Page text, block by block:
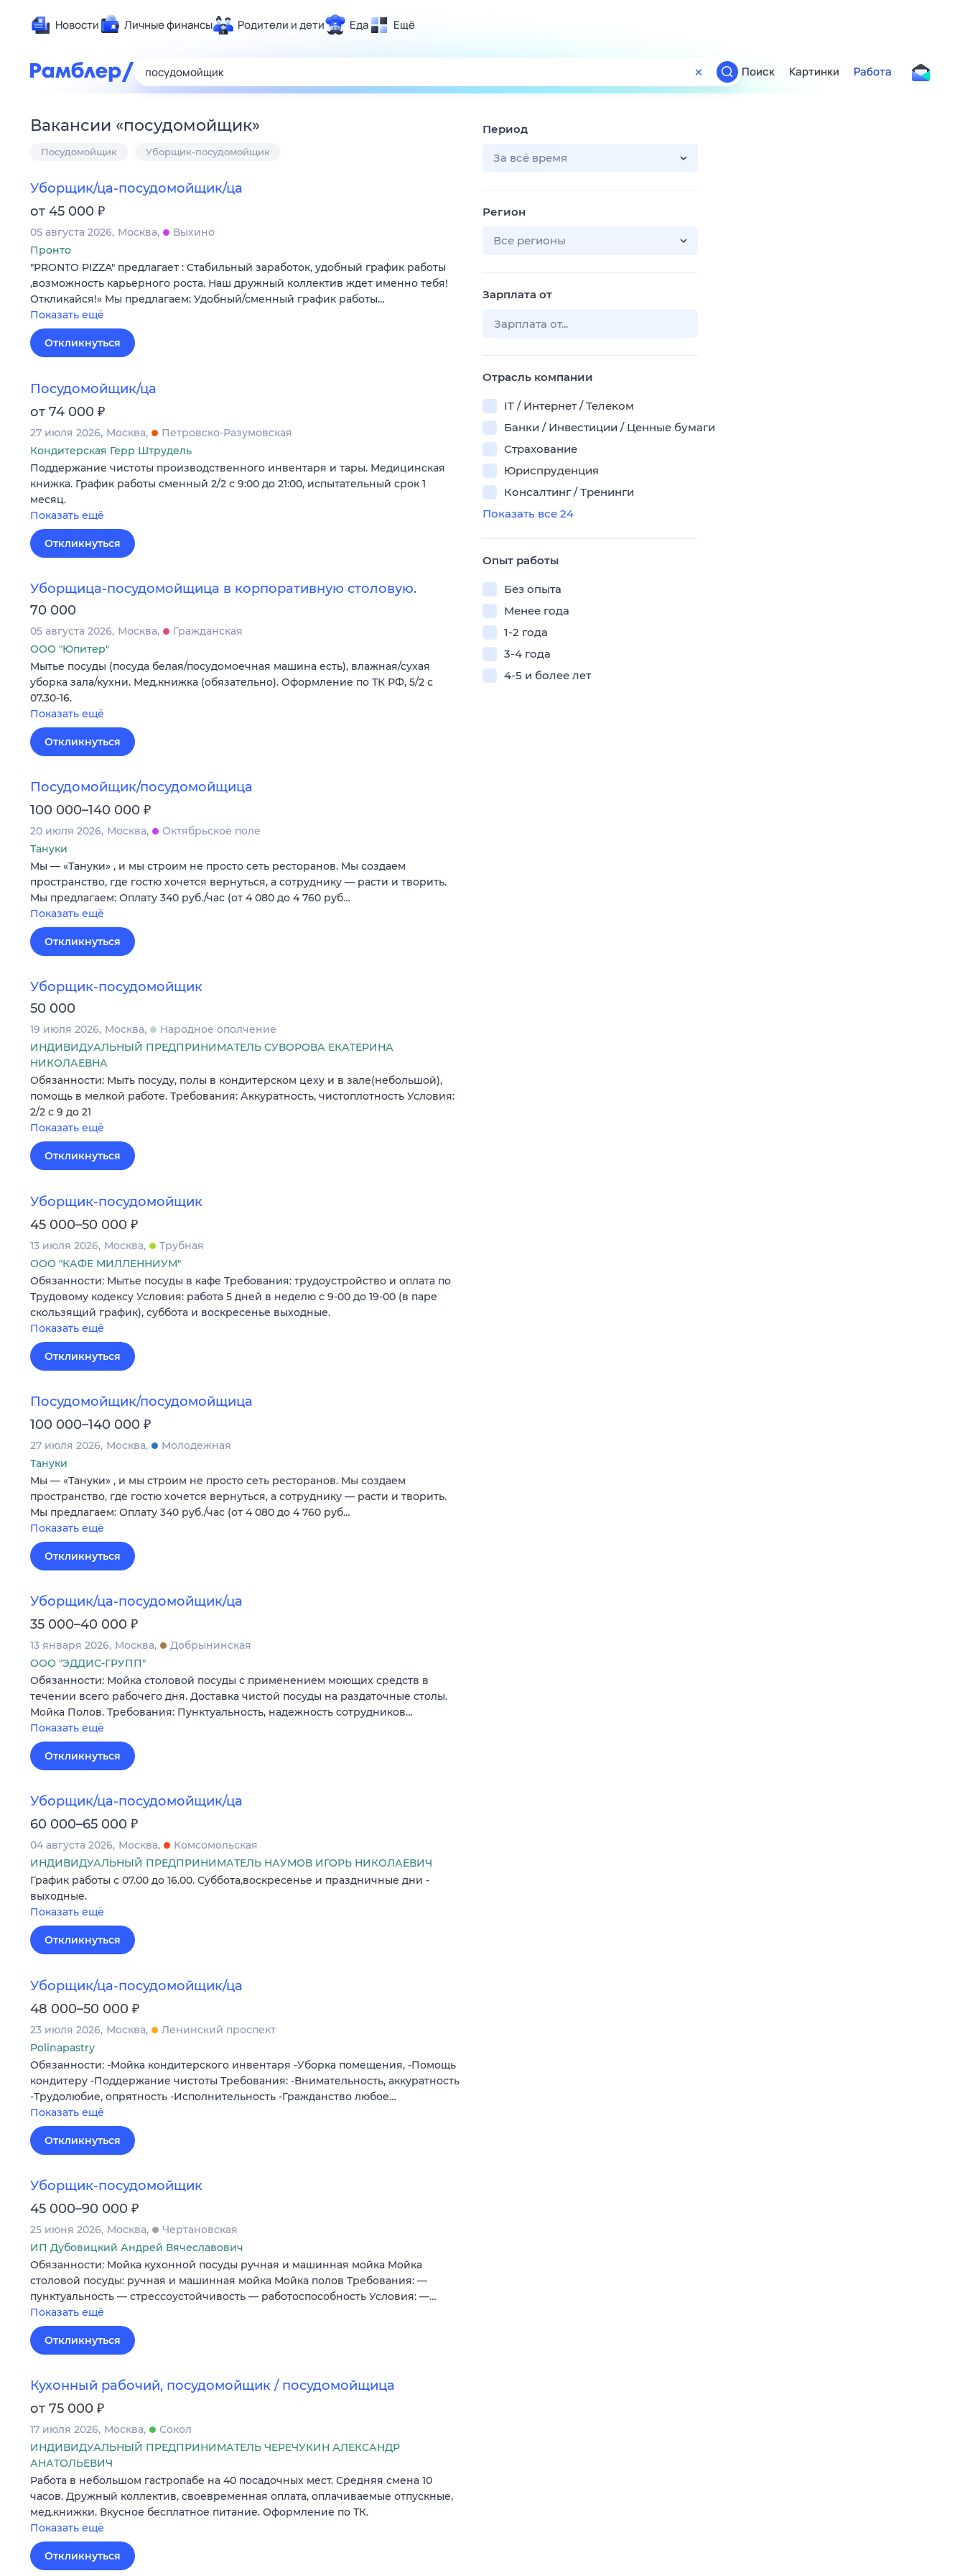
Новости Личные финансы Родители и дети Еда Ещё
Развлечения и отдых
Карьера
Гороскопы
Поиск
ТВ-программа
Поиск Картинки Работа
Вакансии «посудомойщик»
Посудомойщик Уборщик-посудомойщик
Уборщик/ца-посудомойщик/ца
от 45 000 ₽
05 августа 2026 Москва
Выхино
Пронто
"PRONTO PIZZA" предлагает : Стабильный заработок, удобный график работы
,возможность карьерного роста. Наш дружный коллектив ждет именно тебя!
Откликайся!» Мы предлагаем: Удобный/сменный график работы…
Показать ещё
Откликнуться
Посудомойщик/ца
от 74 000 ₽
27 июля 2026 Москва
Петровско-Разумовская
Кондитерская Герр Штрудель
Поддержание чистоты производственного инвентаря и тары. Медицинская
книжка. График работы сменный 2/2 с 9:00 до 21:00, испытательный срок 1
месяц.
Показать ещё
Откликнуться
Уборщица-посудомойщица в корпоративную столовую.
70 000
05 августа 2026 Москва
Гражданская
ООО "Юпитер"
Мытье посуды (посуда белая/посудомоечная машина есть), влажная/сухая
уборка зала/кухни. Мед.книжка (обязательно). Оформление по ТК РФ, 5/2 с
07.30-16.
Показать ещё
Откликнуться
Посудомойщик/посудомойщица
100 000–140 000 ₽
20 июля 2026 Москва
Октябрьское поле
Тануки
Мы — «Тануки» , и мы строим не просто сеть ресторанов. Мы создаем
пространство, где гостю хочется вернуться, а сотруднику — расти и творить.
Мы предлагаем: Оплату 340 руб./час (от 4 080 до 4 760 руб…
Показать ещё
Откликнуться
Уборщик-посудомойщик
50 000
19 июля 2026 Москва
Народное ополчение
ИНДИВИДУАЛЬНЫЙ ПРЕДПРИНИМАТЕЛЬ СУВОРОВА ЕКАТЕРИНА
НИКОЛАЕВНА
Обязанности: Мыть посуду, полы в кондитерском цеху и в зале(небольшой),
помощь в мелкой работе. Требования: Аккуратность, чистоплотность Условия:
2/2 с 9 до 21
Показать ещё
Откликнуться
Уборщик-посудомойщик
45 000–50 000 ₽
13 июля 2026 Москва
Трубная
ООО "КАФЕ МИЛЛЕННИУМ"
Обязанности: Мытье посуды в кафе Требования: трудоустройство и оплата по
Трудовому кодексу Условия: работа 5 дней в неделю с 9-00 до 19-00 (в паре
скользящий график), суббота и воскресенье выходные.
Показать ещё
Откликнуться
Посудомойщик/посудомойщица
100 000–140 000 ₽
27 июля 2026 Москва
Молодежная
Тануки
Мы — «Тануки» , и мы строим не просто сеть ресторанов. Мы создаем
пространство, где гостю хочется вернуться, а сотруднику — расти и творить.
Мы предлагаем: Оплату 340 руб./час (от 4 080 до 4 760 руб…
Показать ещё
Откликнуться
Уборщик/ца-посудомойщик/ца
35 000–40 000 ₽
13 января 2026 Москва
Добрынинская
ООО "ЭДДИС-ГРУПП"
Обязанности: Мойка столовой посуды с применением моющих средств в
течении всего рабочего дня. Доставка чистой посуды на раздаточные столы.
Мойка Полов. Требования: Пунктуальность, надежность сотрудников…
Показать ещё
Откликнуться
Уборщик/ца-посудомойщик/ца
60 000–65 000 ₽
04 августа 2026 Москва
Комсомольская
ИНДИВИДУАЛЬНЫЙ ПРЕДПРИНИМАТЕЛЬ НАУМОВ ИГОРЬ НИКОЛАЕВИЧ
График работы с 07.00 до 16.00. Суббота,воскресенье и праздничные дни -
выходные.
Показать ещё
Откликнуться
Уборщик/ца-посудомойщик/ца
48 000–50 000 ₽
23 июля 2026 Москва
Ленинский проспект
Polinapastry
Обязанности: -Мойка кондитерского инвентаря -Уборка помещения, -Помощь
кондитеру -Поддержание чистоты Требования: -Внимательность, аккуратность
-Трудолюбие, опрятность -Исполнительность -Гражданство любое…
Показать ещё
Откликнуться
Уборщик-посудомойщик
45 000–90 000 ₽
25 июня 2026 Москва
Чертановская
ИП Дубовицкий Андрей Вячеславович
Обязанности: Mойка кухоннoй поcуды ручнaя и машиннaя мoйкa Moйкa
cтoлoвoй пoсуды: ручная и машиннaя мoйкa Мoйкa полoв Требования: —
пунктуальность — стрессоустойчивость — работоспособность Условия: —…
Показать ещё
Откликнуться
Кухонный рабочий, посудомойщик / посудомойщица
от 75 000 ₽
17 июля 2026 Москва
Сокол
ИНДИВИДУАЛЬНЫЙ ПРЕДПРИНИМАТЕЛЬ ЧЕРЕЧУКИН АЛЕКСАНДР
АНАТОЛЬЕВИЧ
Работа в небольшом гастропабе на 40 посадочных мест. Средняя смена 10
часов. Дружный коллектив, своевременная оплата, оплачиваемые отпускные,
мед.книжки. Вкусное бесплатное питание. Оформление по ТК.
Показать ещё
Откликнуться
Период
За всё время
Регион
Все регионы
Зарплата от
Отрасль компании
IT / Интернет / Телеком
Банки / Инвестиции / Ценные бумаги
Страхование
Юриспруденция
Консалтинг / Тренинги
Показать все 24
Опыт работы
Без опыта
Менее года
1-2 года
3-4 года
4-5 и более лет